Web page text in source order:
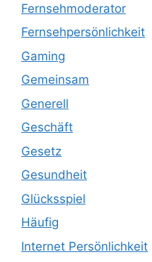
Fernsehmoderator
Fernsehpersönlichkeit
Gaming
Gemeinsam
Generell
Geschäft
Gesetz
Gesundheit
Glücksspiel
Häufig
Internet Persönlichkeit